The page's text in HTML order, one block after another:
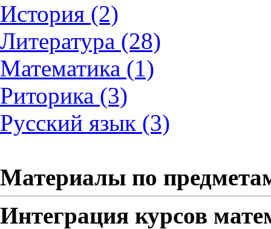
История (2)
Литература (28)
Математика (1)
Риторика (3)
Русский язык (3)
Материалы по
Интеграция курсов